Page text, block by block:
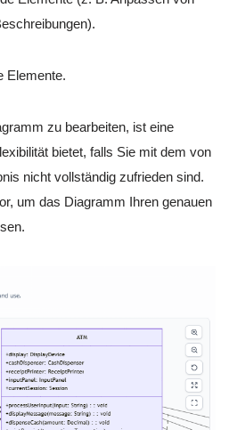
Elemente.
zu bearbeiten, ist eine
bietet, falls Sie mit dem von
nicht vollständig zufrieden sind.
um das Diagramm Ihren genauen